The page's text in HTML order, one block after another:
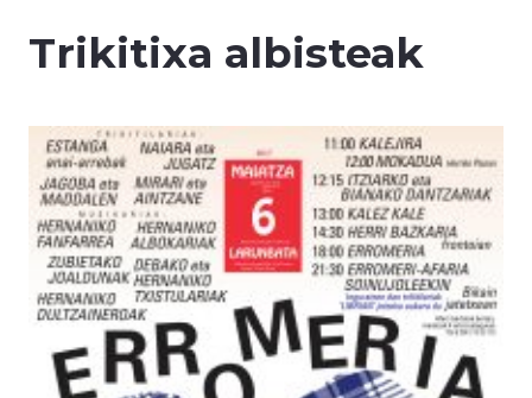
Trikitixa albisteak